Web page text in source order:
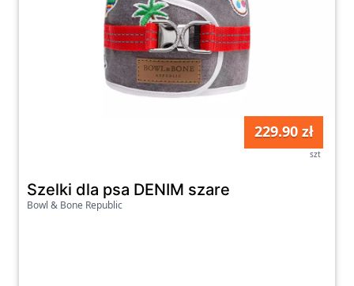
229.90 zł
szt
Szelki dla psa DENIM szare
Bowl & Bone Republic